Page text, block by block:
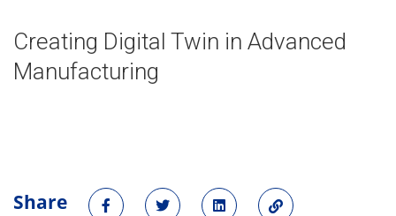
Creating Digital Twin in Advanced
Manufacturing
Share